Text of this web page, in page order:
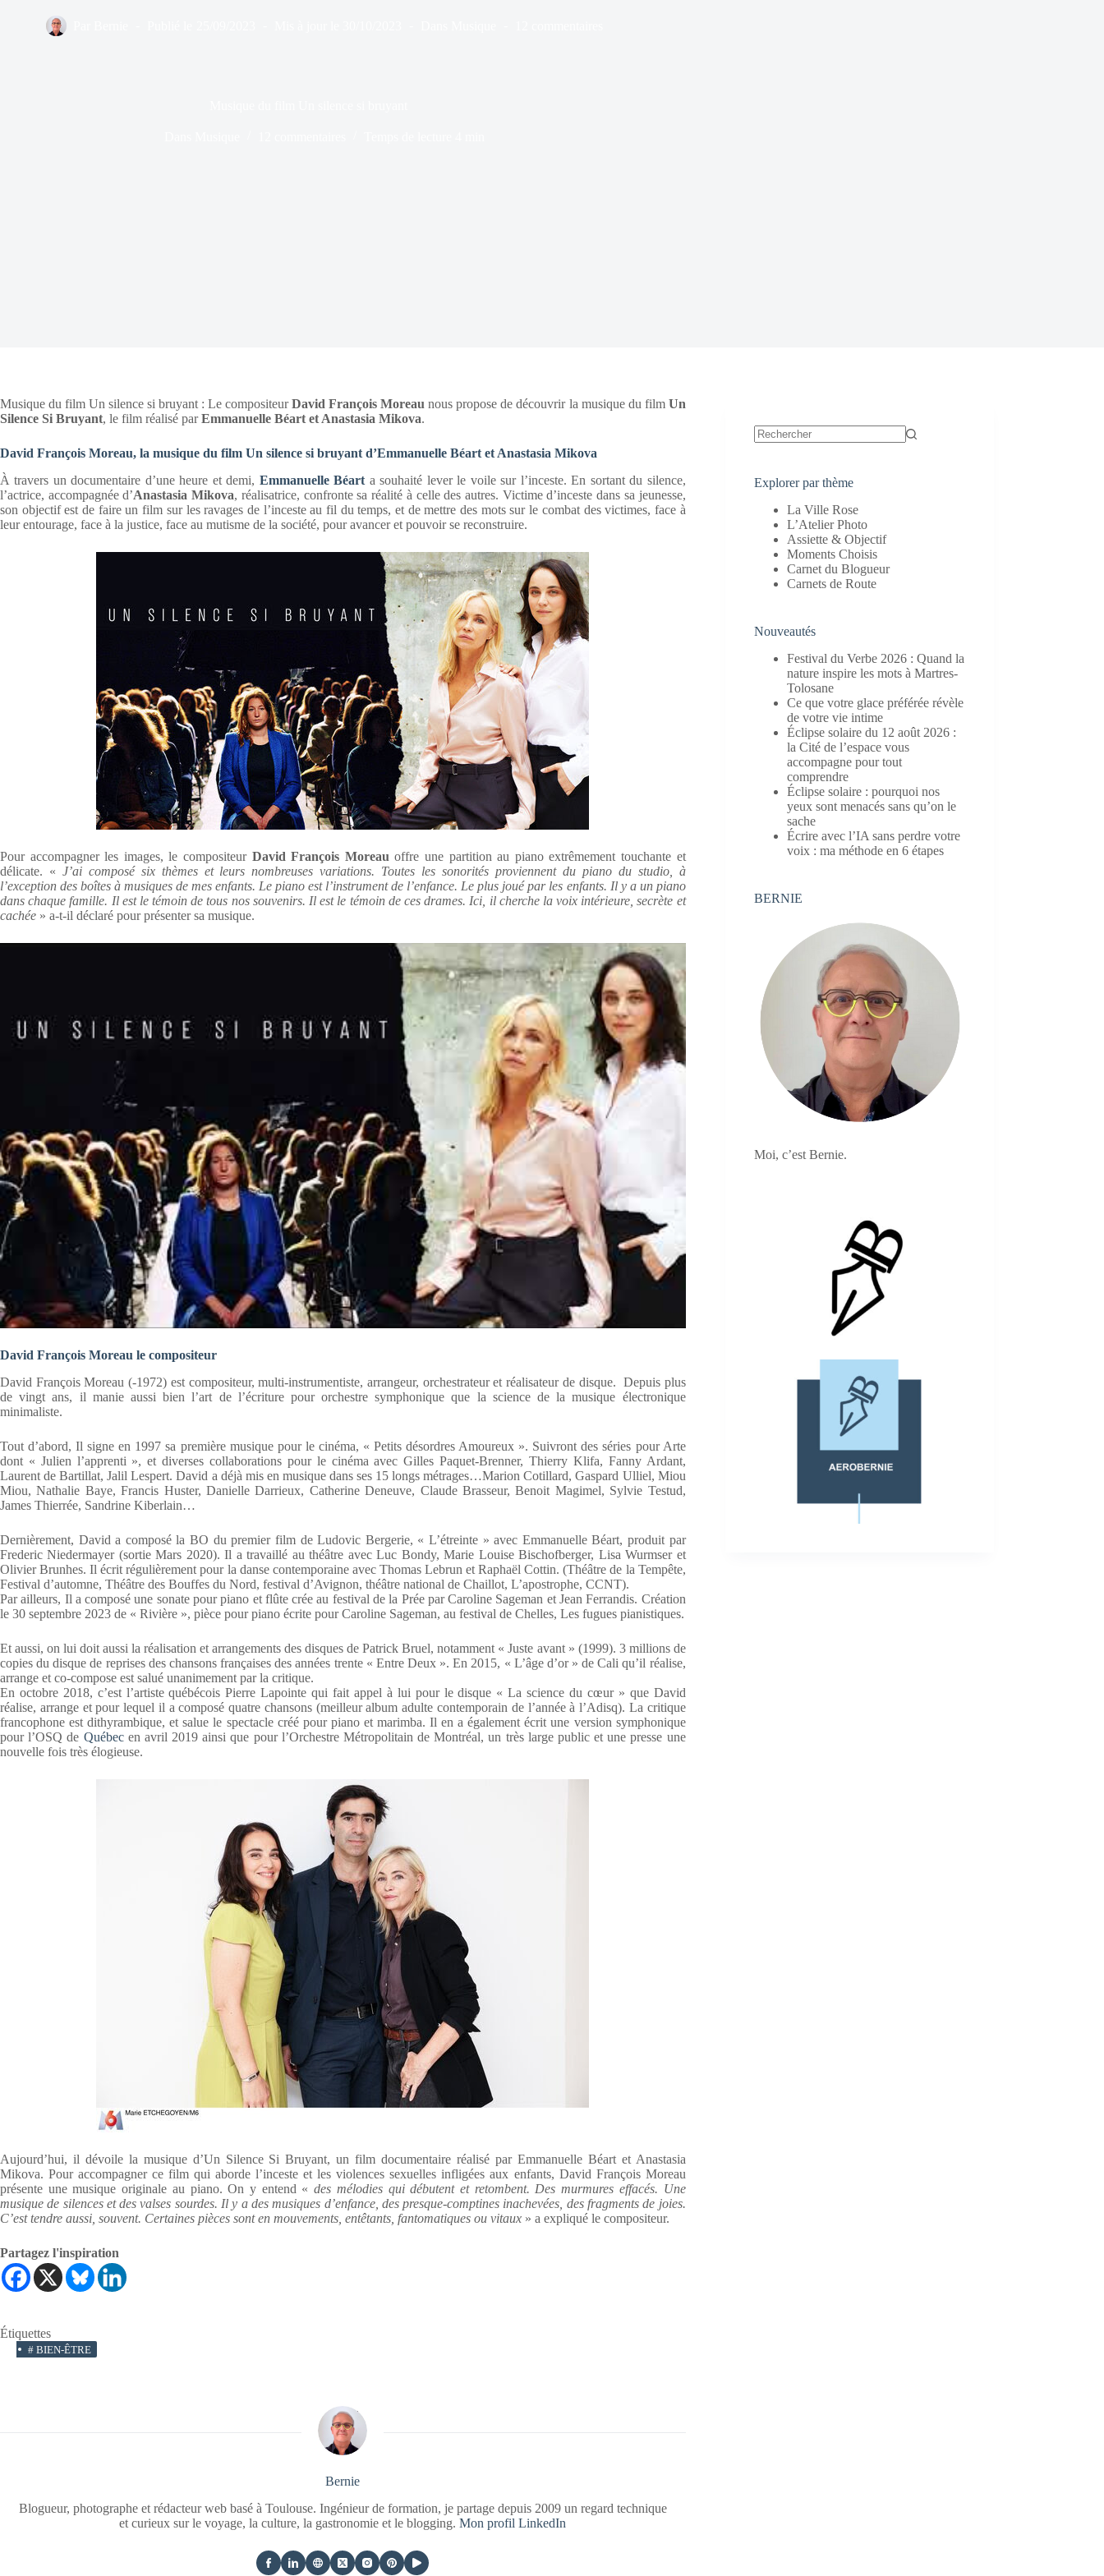
Musique du film Un silence si bruyant : Le compositeurDavid François Moreau nous propose de découvrir la musique du film Un
Silence Si Bruyant, le film réalisé parEmmanuelle Béart et Anastasia Mikova.
David François Moreau, la musique du film Un silence si bruyant d’Emmanuelle Béart et Anastasia Mikova
À travers un documentaire d’une heure et demi, Emmanuelle Béart a souhaité lever le voile sur l’inceste. En sortant du silence,
l’actrice, accompagnée d’Anastasia Mikova, réalisatrice, confronte sa réalité à celle des autres. Victime d’inceste dans sa jeunesse,
son objectif est de faire un film sur les ravages de l’inceste au fil du temps, et de mettre des mots sur le combat des victimes, face à
leur entourage, face à la justice, face au mutisme de la société, pour avancer et pouvoir se reconstruire.
Pour accompagner les images, le compositeur David François Moreau offre une partition au piano extrêmement touchante et
délicate. « J’ai composé six thèmes et leurs nombreuses variations. Toutes les sonorités proviennent du piano du studio, à
l’exception des boîtes à musiques de mes enfants. Le piano est l’instrument de l’enfance. Le plus joué par les enfants. Il y a un piano
dans chaque famille. Il est le témoin de tous nos souvenirs. Il est le témoin de ces drames. Ici, il cherche la voix intérieure, secrète et
cachée » a-t-il déclaré pour présenter sa musique.
David François Moreau le compositeur
David François Moreau (-1972) est compositeur, multi-instrumentiste, arrangeur, orchestrateur et réalisateur de disque. Depuis plus
de vingt ans, il manie aussi bien l’art de l’écriture pour orchestre symphonique que la science de la musique électronique
minimaliste.
Tout d’abord, Il signe en 1997 sa première musique pour le cinéma, « Petits désordres Amoureux ». Suivront des séries pour Arte
dont « Julien l’apprenti », et diverses collaborations pour le cinéma avec Gilles Paquet-Brenner, Thierry Klifa, Fanny Ardant,
Laurent de Bartillat, Jalil Lespert. David a déjà mis en musique dans ses 15 longs métrages…Marion Cotillard, Gaspard Ulliel, Miou
Miou, Nathalie Baye, Francis Huster, Danielle Darrieux, Catherine Deneuve, Claude Brasseur, Benoit Magimel, Sylvie Testud,
James Thierrée, Sandrine Kiberlain…
Dernièrement, David a composé la BO du premier film de Ludovic Bergerie, « L’étreinte » avec Emmanuelle Béart, produit par
Frederic Niedermayer (sortie Mars 2020). Il a travaillé au théâtre avec Luc Bondy, Marie Louise Bischofberger, Lisa Wurmser et
Olivier Brunhes. Il écrit régulièrement pour la danse contemporaine avec Thomas Lebrun et Raphaël Cottin. (Théâtre de la Tempête,
Festival d’automne, Théâtre des Bouffes du Nord, festival d’Avignon, théâtre national de Chaillot, L’apostrophe, CCNT).
Par ailleurs, Il a composé une sonate pour piano et flûte crée au festival de la Prée par Caroline Sageman et Jean Ferrandis. Création
le 30 septembre 2023 de « Rivière », pièce pour piano écrite pour Caroline Sageman, au festival de Chelles, Les fugues pianistiques.
Et aussi, on lui doit aussi la réalisation et arrangements des disques de Patrick Bruel, notamment « Juste avant » (1999). 3 millions de
copies du disque de reprises des chansons françaises des années trente « Entre Deux ». En 2015, « L’âge d’or » de Cali qu’il réalise,
arrange et co-compose est salué unanimement par la critique.
En octobre 2018, c’est l’artiste québécois Pierre Lapointe qui fait appel à lui pour le disque « La science du cœur » que David
réalise, arrange et pour lequel il a composé quatre chansons (meilleur album adulte contemporain de l’année à l’Adisq). La critique
francophone est dithyrambique, et salue le spectacle créé pour piano et marimba. Il en a également écrit une version symphonique
pour l’OSQ de Québecen avril 2019 ainsi que pour l’Orchestre Métropolitain de Montréal, un très large public et une presse une
nouvelle fois très élogieuse.
Aujourd’hui, il dévoile la musique d’Un Silence Si Bruyant, un film documentaire réalisé par Emmanuelle Béart et Anastasia
Mikova. Pour accompagner ce film qui aborde l’inceste et les violences sexuelles infligées aux enfants, David François Moreau
présente une musique originale au piano. On y entend «des mélodies qui débutent et retombent. Des murmures effacés. Une
musique de silences et des valses sourdes. Il y a des musiques d’enfance, des presque-comptines inachevées, des fragments de joies.
C’est tendre aussi, souvent. Certaines pièces sont en mouvements, entêtants, fantomatiques ou vitaux » a expliqué le compositeur.
Partagez l'inspiration
Étiquettes
# BIEN-ÊTRE
Bernie
Blogueur, photographe et rédacteur web basé à Toulouse. Ingénieur de formation, je partage depuis 2009 un regard technique
et curieux sur le voyage, la culture, la gastronomie et le blogging.Mon profil LinkedIn
Explorer par thème
La Ville Rose
L’Atelier Photo
Assiette & Objectif
Moments Choisis
Carnet du Blogueur
Carnets de Route
Nouveautés
Festival du Verbe 2026 : Quand la
nature inspire les mots à Martres-
Tolosane
Ce que votre glace préférée révèle
de votre vie intime
Éclipse solaire du 12 août 2026 :
la Cité de l’espace vous
accompagne pour tout
comprendre
Éclipse solaire : pourquoi nos
yeux sont menacés sans qu’on le
sache
Écrire avec l’IA sans perdre votre
voix : ma méthode en 6 étapes
BERNIE
Moi, c’est Bernie.